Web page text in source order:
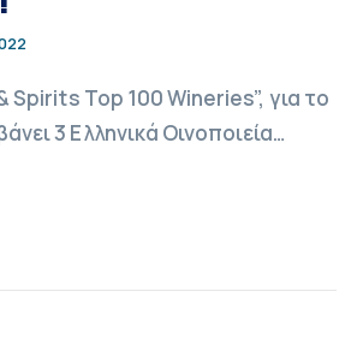
Spirits Top 100 Wineries”, για το
3 Ελληνικά Οινοποιεία…